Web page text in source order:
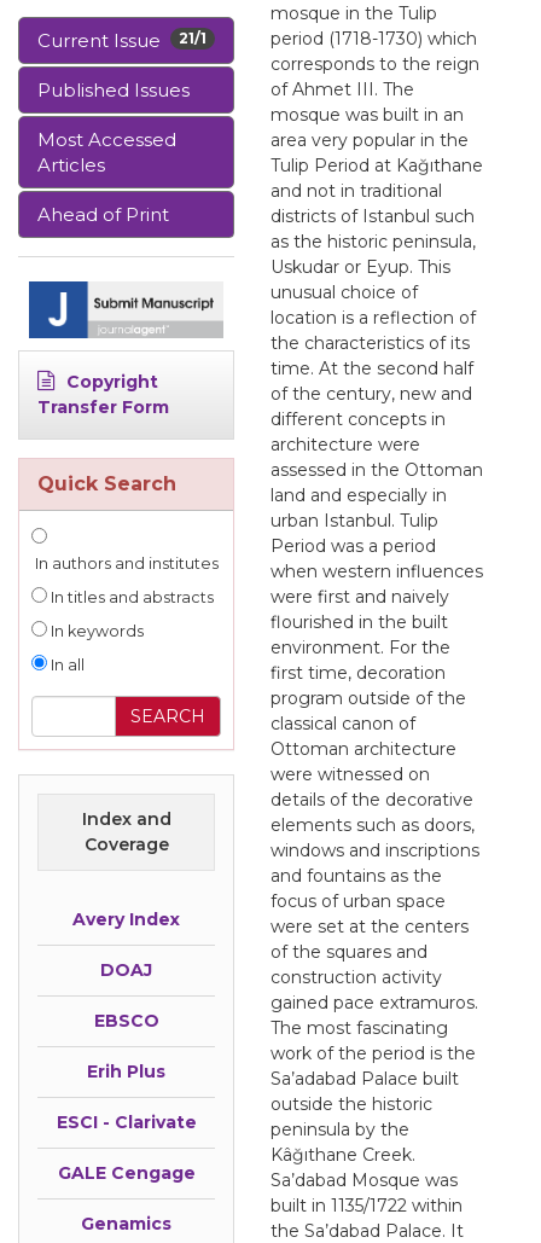
21/1
Current Issue
Published Issues
Most Accessed
Articles
Ahead of Print
Copyright
Transfer Form
Quick Search
In authors and institutes
In titles and abstracts
In keywords
In all
Index and
Coverage
Avery Index
DOAJ
EBSCO
Erih Plus
ESCI - Clarivate
GALE Cengage
Genamics
mosque in the Tulip
period (1718-1730) which
corresponds to the reign
of Ahmet III. The
mosque was built in an
area very popular in the
Tulip Period at Kağıthane
and not in traditional
districts of Istanbul such
as the historic peninsula,
Uskudar or Eyup. This
unusual choice of
location is a reflection of
the characteristics of its
time. At the second half
of the century, new and
different concepts in
architecture were
assessed in the Ottoman
land and especially in
urban Istanbul. Tulip
Period was a period
when western influences
were first and naively
flourished in the built
environment. For the
first time, decoration
program outside of the
classical canon of
Ottoman architecture
were witnessed on
details of the decorative
elements such as doors,
windows and inscriptions
and fountains as the
focus of urban space
were set at the centers
of the squares and
construction activity
gained pace extramuros.
The most fascinating
work of the period is the
Sa’adabad Palace built
outside the historic
peninsula by the
Kâğıthane Creek.
Sa’dabad Mosque was
built in 1135/1722 within
the Sa’dabad Palace. It